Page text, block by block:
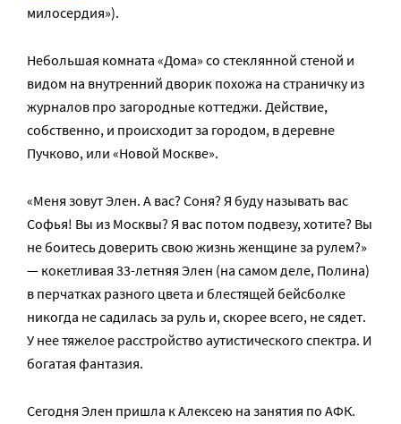
милосердия»).
Небольшая комната «Дома» со стеклянной стеной и
видом на внутренний дворик похожа на страничку из
журналов про загородные коттеджи. Действие,
собственно, и происходит за городом, в деревне
Пучково, или «Новой Москве».
«Меня зовут Элен. А вас? Соня? Я буду называть вас
Софья! Вы из Москвы? Я вас потом подвезу, хотите? Вы
не боитесь доверить свою жизнь женщине за рулем?»
— кокетливая 33-летняя Элен (на самом деле, Полина)
в перчатках разного цвета и блестящей бейсболке
никогда не садилась за руль и, скорее всего, не сядет.
У нее тяжелое расстройство аутистического спектра. И
богатая фантазия.
Сегодня Элен пришла к Алексею на занятия по АФК.